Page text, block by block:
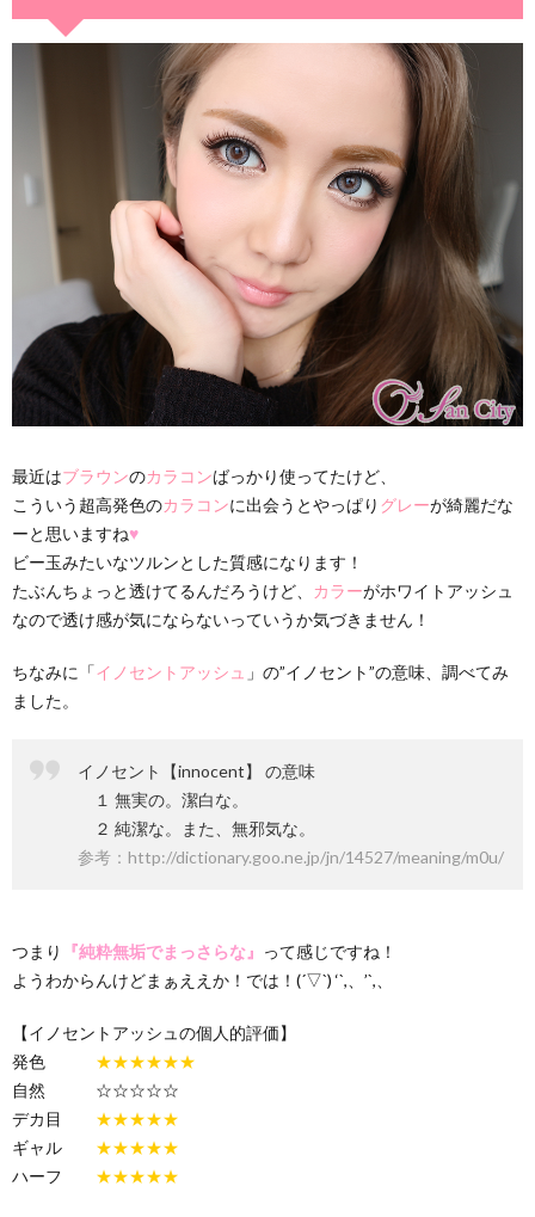
最近はブラウンのカラコンばっかり使ってたけど、
こういう超高発色のカラコンに出会うとやっぱり グレーが綺麗だな
ーと思いますね♥
ビー玉みたいなツルンとした質感になります！
たぶんちょっと透けてるんだろうけど、
カラーがホワイトアッシュ
なので透け感が気にならないっていうか気づきません！
ちなみに「イノセントアッシュ 」の”イノセント”の意味、調べてみ
ました。
イノセント【innocent】 の意味
１ 無実の。潔白な。
２ 純潔な。また、無邪気な。
参考：http://dictionary.goo.ne.jp/jn/14527/meaning/m0u/
つまり 『純粋無垢でまっさらな』 って感じですね！
ようわからんけどまぁええか！では！(´▽`) ‘`,、’`,、
【イノセントアッシュの個人的評価】
発色 ★★★★★★
自然 ☆☆☆☆☆
デカ目 ★★★★★
ギャル ★★★★★
ハーフ ★★★★★